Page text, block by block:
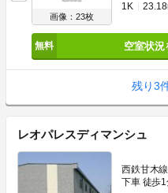
画像：23枚
1K
空室状況
残り3
レオパレスディマンシュ
西鉄甘木
下車 徒歩